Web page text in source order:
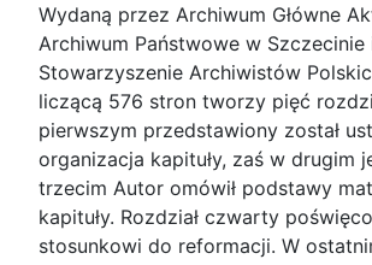
Wydaną przez Archiwum Główne
Archiwum Państwowe w Szczecinie
Stowarzyszenie Archiwistów
liczącą 576 stron tworzy pięć
pierwszym przedstawiony został
organizacja kapituły, zaś w drugim
trzecim Autor omówił podstawy
kapituły. Rozdział czwarty
stosunkowi do reformacji. W